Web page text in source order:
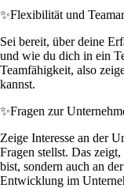
✨Flexibilität und
Sei bereit, über deine
und wie du dich in ein
Teamfähigkeit, also
kannst.
✨Fragen zur
Zeige Interesse an der
Fragen stellst. Das
bist, sondern auch an
Entwicklung im